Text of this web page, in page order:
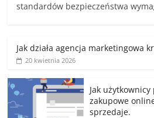
standardów bezpieczeństwa
Jak działa agencja marketingowa
20 kwietnia 2026
Jak
zakupowe
sprzedaje.